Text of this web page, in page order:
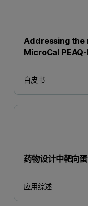
Addressing the
MicroCal
白皮书
药物设计中靶向
应用综述